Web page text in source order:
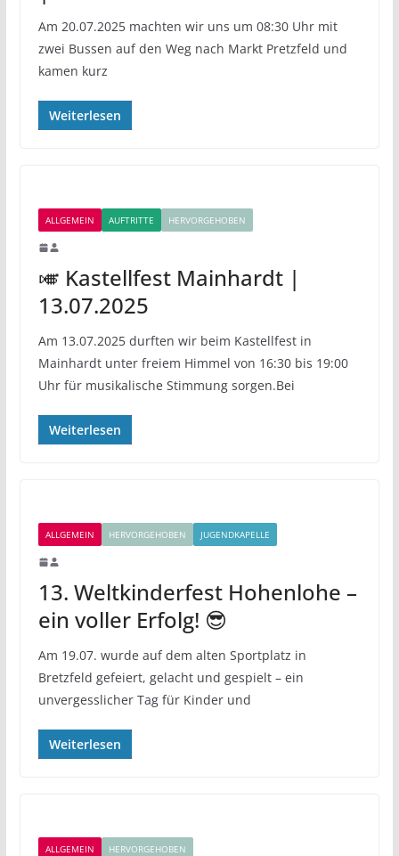
Am 20.07.2025 machten wir uns um 08:30 Uhr mit
zwei Bussen auf den Weg nach Markt Pretzfeld und
kamen kurz
Weiterlesen
ALLGEMEIN AUFTRITTE HERVORGEHOBEN
🎺 Kastellfest Mainhardt |
13.07.2025
Am 13.07.2025 durften wir beim Kastellfest in
Mainhardt unter freiem Himmel von 16:30 bis 19:00
Uhr für musikalische Stimmung sorgen.Bei
Weiterlesen
ALLGEMEIN HERVORGEHOBEN JUGENDKAPELLE
13. Weltkinderfest Hohenlohe –
ein voller Erfolg! 😎
Am 19.07. wurde auf dem alten Sportplatz in
Bretzfeld gefeiert, gelacht und gespielt – ein
unvergesslicher Tag für Kinder und
Weiterlesen
ALLGEMEIN HERVORGEHOBEN